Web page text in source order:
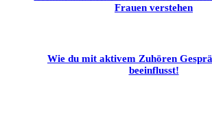
Frauen verstehen
Wie du mit aktivem Zuhören
beeinflusst!